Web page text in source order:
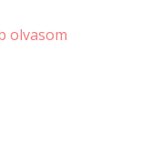
was:
is:
olvasom